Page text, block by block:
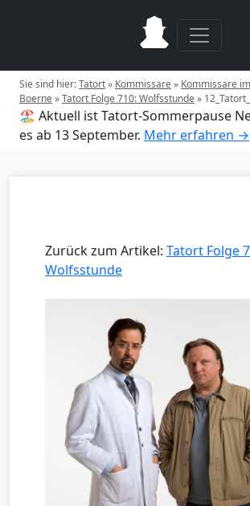
Sie sind hier:Tatort» Kommissare» Kommissare
Boerne»Tatort Folge 710: Wolfsstunde»
🏖️ Aktuell ist Tatort-Sommerpause
es ab 13 September. Mehr erfahren →
Zurück zum Artikel: Tatort Folge
Wolfsstunde